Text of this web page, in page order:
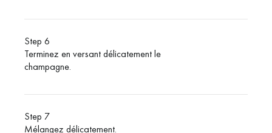
Step 6
Terminez en versant délicatement le
champagne.
Step 7
Mélangez délicatement.